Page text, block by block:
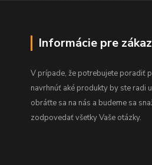
Informácie pre
V prípade, že potrebujete poradiť
navrhnúť aké produkty by ste radi
obráťte sa na nás a budeme sa
zodpovedať všetky Vaše otázky.